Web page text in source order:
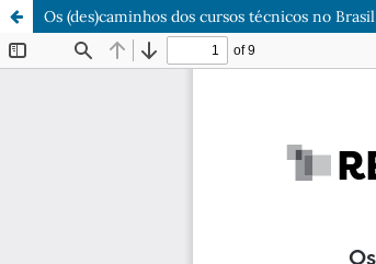
Os (des)caminhos dos cursos técnicos no Brasil